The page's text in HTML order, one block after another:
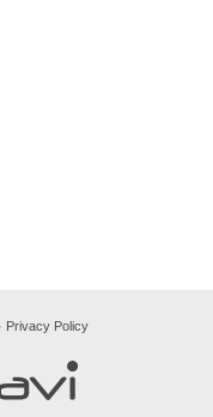
Privacy Policy